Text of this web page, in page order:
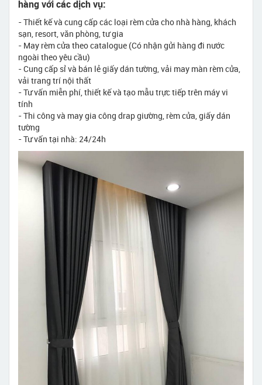
hàng với các dịch vụ:
- Thiết kế và cung cấp các loại rèm cửa cho nhà hàng, khách
sạn, resort, văn phòng, tư gia
- May rèm cửa theo catalogue (Có nhận gửi hàng đi nước
ngoài theo yêu cầu)
- Cung cấp sỉ và bán lẻ giấy dán tường, vải may màn rèm cửa,
vải trang trí nội thất
- Tư vấn miễn phí, thiết kế và tạo mẫu trực tiếp trên máy vi
tính
- Thi công và may gia công drap giường, rèm cửa, giấy dán
tường
- Tư vấn tại nhà: 24/24h